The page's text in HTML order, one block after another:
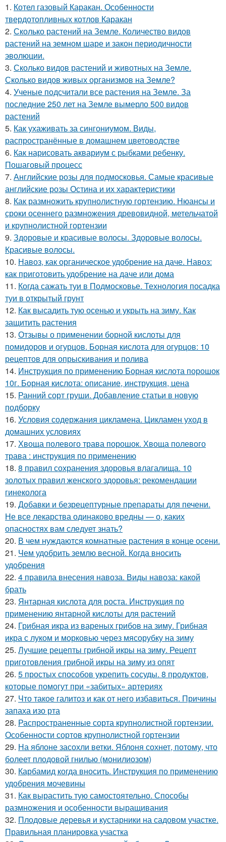
1. Котел газовый Каракан. Особенности
твердотопливных котлов Каракан
2. Сколько растений на Земле. Количество видов
растений на земном шаре и закон периодичности
эволюции.
3. Сколько видов растений и животных на Земле.
Сколько видов живых организмов на Земле?
4. Ученые подсчитали все растения на Земле. За
последние 250 лет на Земле вымерло 500 видов
растений
5. Как ухаживать за сингониумом. Виды,
распространённые в домашнем цветоводстве
6. Как нарисовать аквариум с рыбками ребенку.
Пошаговый процесс
7. Английские розы для подмосковья. Самые красивые
английские розы Остина и их характеристики
8. Как размножить крупнолистную гортензию. Нюансы и
сроки осеннего размножения древовидной, метельчатой
и крупнолистной гортензии
9. Здоровые и красивые волосы. Здоровые волосы.
Красивые волосы.
10. Навоз, как органическое удобрение на даче. Навоз:
как приготовить удобрение на даче или дома
11. Когда сажать туи в Подмосковье. Технология посадка
туи в открытый грунт
12. Как высадить тую осенью и укрыть на зиму. Как
защитить растения
13. Отзывы о применении борной кислоты для
помидоров и огурцов. Борная кислота для огурцов: 10
рецептов для опрыскивания и полива
14. Инструкция по применению Борная кислота порошок
10г. Борная кислота: описание, инструкция, цена
15. Ранний сорт груши. Добавление статьи в новую
подборку
16. Условия содержания цикламена. Цикламен уход в
домашних условиях
17. Хвоща полевого трава порошок. Хвоща полевого
трава : инструкция по применению
18. 8 правил сохранения здоровья влагалища. 10
золотых правил женского здоровья: рекомендации
гинеколога
19. Добавки и безрецептурные препараты для печени.
Не все лекарства одинаково вредны — о, каких
опасностях вам следует знать?
20. В чем нуждаются комнатные растения в конце осени.
21. Чем удобрить землю весной. Когда вносить
удобрения
22. 4 правила внесения навоза. Виды навоза: какой
брать
23. Янтарная кислота для роста. Инструкция по
применению янтарной кислоты для растений
24. Грибная икра из вареных грибов на зиму. Грибная
икра с луком и морковью через мясорубку на зиму
25. Лучшие рецепты грибной икры на зиму. Рецепт
приготовления грибной икры на зиму из опят
26. 5 простых способов укрепить сосуды. 8 продуктов,
которые помогут при «забитых» артериях
27. Что такое галитоз и как от него избавиться. Причины
запаха изо рта
28. Распространенные сорта крупнолистной гортензии.
Особенности сортов крупнолистной гортензии
29. На яблоне засохли ветки. Яблоня сохнет, потому, что
болеет плодовой гнилью (монилиозом)
30. Карбамид когда вносить. Инструкция по применению
удобрения мочевины
31. Как вырастить тую самостоятельно. Способы
размножения и особенности выращивания
32. Плодовые деревья и кустарники на садовом участке.
Правильная планировка участка